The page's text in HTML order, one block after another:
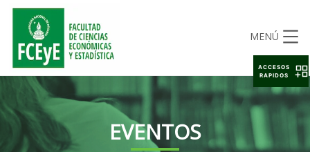
MENÚ
EVENTOS
ACCESOS
RAPIDOS